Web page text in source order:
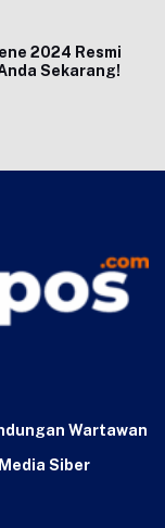
2024 Resmi
Sekarang!
Wartawan
Siber